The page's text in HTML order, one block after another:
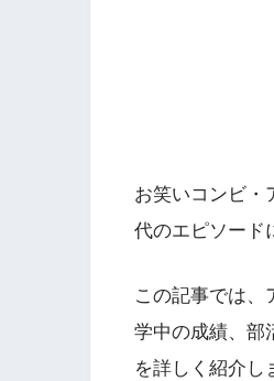
お笑いコンビ・
代のエピソード
この記事では、
学中の成績、部
を詳しく紹介し